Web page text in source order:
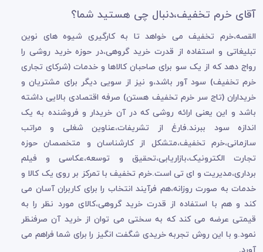
آقای خرم تخفیف،دنبال چی هستید شما؟
القصه،خرم تخفیف می خواهد تا به کارگیری شیوه های نوین
تبلیغاتی و استفاده از قدرت خرید گروهی،در حوزه خرید روشی را
رواج دهد که از یک سو برای صاحبان کالاها و خدمات (شرکای تجاری
خرم تخفیف) سود آور باشد،و نیز از سویی دیگر برای مشتریان و
خریداران (تاج سر خرم تخفیف هستن) صرفه اقتصادی بالایی داشته
باشد و این یعنی ارائه روشی که در آن خریدار و فروشنده به یک
اندازه سود ببرند.فارغ از تشریفات،عناوین شغلی و مراتب
سازمانی،خرم تخفیف،متشکل از کارشناسان و متخصصان حوزه
تجارت الکترونیک،بازاریابی،تحقیق و توسعه،عکاسی و فیلم
برداری،مدیریت و ای تی است.خرم تخفیف با تمرکز بر روی یک کالا و
خدمات به صورت روزانه،هم فرآیند انتخاب را برای کاربران آسان می
کند و هم با استفاده از قدرت خرید گروهی،کالای مورد نظر را به
قیمتی عرضه می کند که به سختی می توان از خرید آن صرفنظر
نمود.و با این روش تجربه خریدی شگفت انگیز را برای شما فراهم می
آورد.